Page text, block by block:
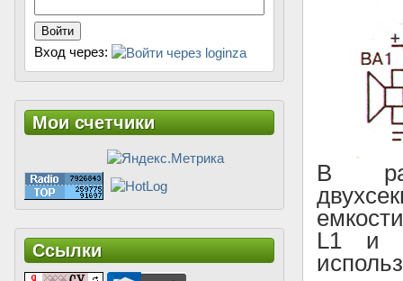
В
L1 и
Войти
Вход через:
Мои счетчики
Ссылки